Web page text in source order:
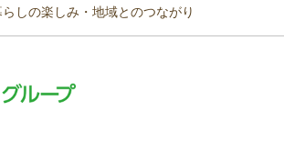
らしの楽しみ・地域とのつながり